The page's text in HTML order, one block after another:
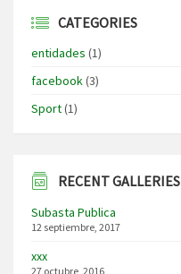
CATEGORIES
entidades (1)
facebook(3)
Sport(1)
RECENT GALLERIES
Subasta Publica
12 septiembre, 2017
xxx
27 octubre, 2016